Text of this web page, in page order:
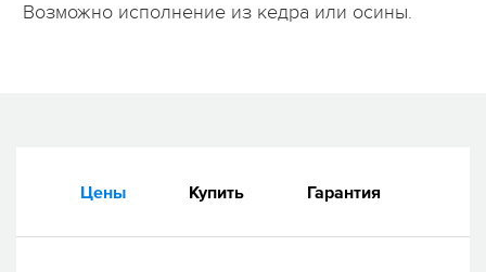
Возможно исполнение из кедра или осины.
Цены Купить Гарантия